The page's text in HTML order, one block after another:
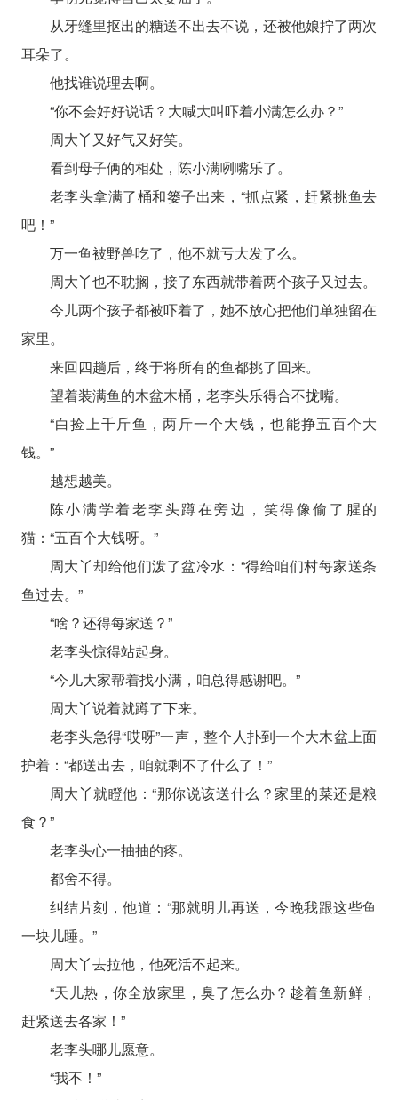
从牙缝里抠出的糖送不出去不说，还被他娘拧了两次
耳朵了。
他找谁说理去啊。
“你不会好好说话？大喊大叫吓着小满怎么办？”
周大丫又好气又好笑。
看到母子俩的相处，陈小满咧嘴乐了。
老李头拿满了桶和篓子出来，“抓点紧，赶紧挑鱼去
吧！”
万一鱼被野兽吃了，他不就亏大发了么。
周大丫也不耽搁，接了东西就带着两个孩子又过去。
今儿两个孩子都被吓着了，她不放心把他们单独留在
家里。
来回四趟后，终于将所有的鱼都挑了回来。
望着装满鱼的木盆木桶，老李头乐得合不拢嘴。
“白捡上千斤鱼，两斤一个大钱，也能挣五百个大
钱。”
越想越美。
陈小满学着老李头蹲在旁边，笑得像偷了腥的
猫：“五百个大钱呀。”
周大丫却给他们泼了盆冷水：“得给咱们村每家送条
鱼过去。”
“啥？还得每家送？”
老李头惊得站起身。
“今儿大家帮着找小满，咱总得感谢吧。”
周大丫说着就蹲了下来。
老李头急得“哎呀”一声，整个人扑到一个大木盆上面
护着：“都送出去，咱就剩不了什么了！”
周大丫就瞪他：“那你说该送什么？家里的菜还是粮
食？”
老李头心一抽抽的疼。
都舍不得。
纠结片刻，他道：“那就明儿再送，今晚我跟这些鱼
一块儿睡。”
周大丫去拉他，他死活不起来。
“天儿热，你全放家里，臭了怎么办？趁着鱼新鲜，
赶紧送去各家！”
老李头哪儿愿意。
“我不！”